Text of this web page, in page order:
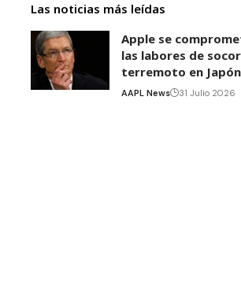
Las noticias más leídas
Apple se
las labores de
terremoto en Japón
AAPL News 31 Julio 2026